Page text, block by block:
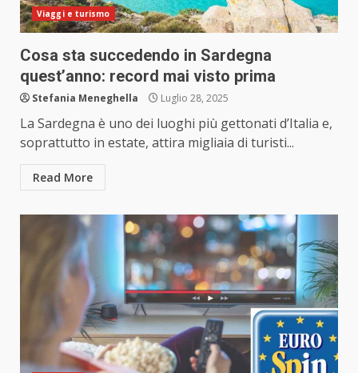
Viaggi e turismo
Cosa sta succedendo in Sardegna
quest’anno: record mai visto prima
Stefania Meneghella Luglio 28, 2025
La Sardegna è uno dei luoghi più gettonati d’Italia e,
soprattutto in estate, attira migliaia di turisti...
Read More